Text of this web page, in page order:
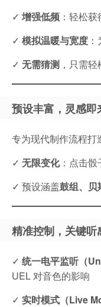
✓ 增强低频 ：轻松
✓ 模拟温暖与宽度
✓ 无需猜测 ，只需
预设丰富，灵感即
专为现代制作流程打
✓ 无限变化：点击骰
✓ 预设涵盖鼓组、贝
精准控制，关键听
✓ 统一电平监听（
UEL 对音色的影响
✓ 实时模式（Live